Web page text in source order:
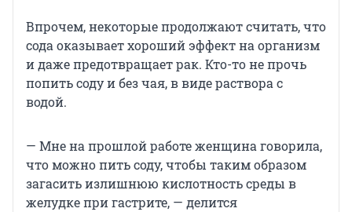
Впрочем, некоторые продолжают считать, что
сода оказывает хороший эффект на организм
и даже предотвращает рак. Кто-то не прочь
попить соду и без чая, в виде раствора с
водой.
— Мне на прошлой работе женщина говорила,
что можно пить соду, чтобы таким образом
загасить излишнюю кислотность среды в
желудке при гастрите, — делится